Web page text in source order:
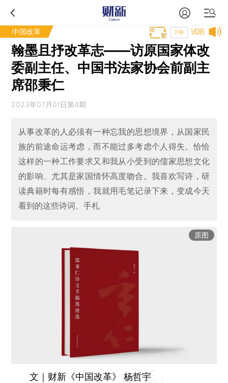
中国改革 试听
T中
翰墨且抒改革志——访原国家体改
委副主任、中国书法家协会前副主
席邵秉仁
2023年07月01日第4期
从事改革的人必须有一种忘我的思想境界，从国家民
族的前途命运考虑，而不能过多考虑个人得失。恰恰
这样的一种工作要求又和我从小受到的儒家思想文化
的影响、尤其是家国情怀高度吻合。我喜欢写诗，研
读典籍时每有感悟，我就用毛笔记录下来，变成今天
看到的这些诗词、手札
原图
文｜财新《中国改革》 杨哲宇